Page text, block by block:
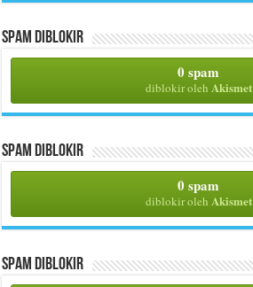
Spam Diblokir
0 spam
diblokir oleh Akismet
Spam Diblokir
0 spam
diblokir oleh Akismet
Spam Diblokir